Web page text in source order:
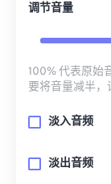
调节音量
100% 代表原始
要将音量减半
淡入音频
淡出音频